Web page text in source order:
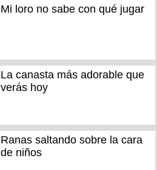
Mi loro no sabe con qué jugar
La canasta más adorable que
verás hoy
Ranas saltando sobre la cara
de niños